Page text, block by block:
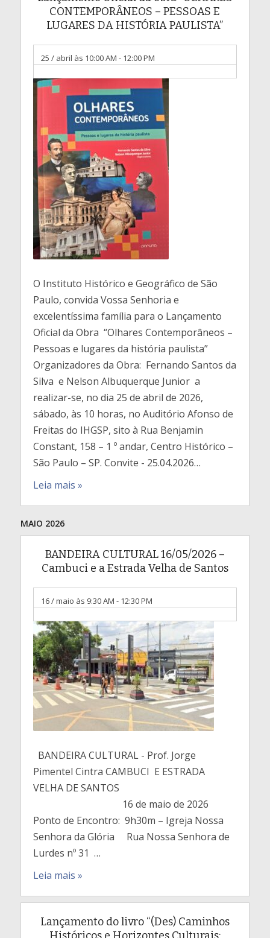
CONTEMPORÂNEOS – PESSOAS E
LUGARES DA HISTÓRIA PAULISTA”
25 / abril às 10:00 AM - 12:00 PM
O Instituto Histórico e Geográfico de São
Paulo, convida Vossa Senhoria e
excelentíssima família para o Lançamento
Oficial da Obra “Olhares Contemporâneos –
Pessoas e lugares da história paulista”
Organizadores da Obra: Fernando Santos da
Silva e Nelson Albuquerque Junior a
realizar-se, no dia 25 de abril de 2026,
sábado, às 10 horas, no Auditório Afonso de
Freitas do IHGSP, sito à Rua Benjamin
Constant, 158 – 1 º andar, Centro Histórico –
São Paulo – SP. Convite - 25.04.2026…
Leia mais »
MAIO 2026
BANDEIRA CULTURAL 16/05/2026 –
Cambuci e a Estrada Velha de Santos
16 / maio às 9:30 AM - 12:30 PM
BANDEIRA CULTURAL - Prof. Jorge
Pimentel Cintra CAMBUCI E ESTRADA
VELHA DE SANTOS
16 de maio de 2026
Ponto de Encontro: 9h30m – Igreja Nossa
Senhora da Glória Rua Nossa Senhora de
Lurdes nº 31 …
Leia mais »
Lançamento do livro “(Des) Caminhos